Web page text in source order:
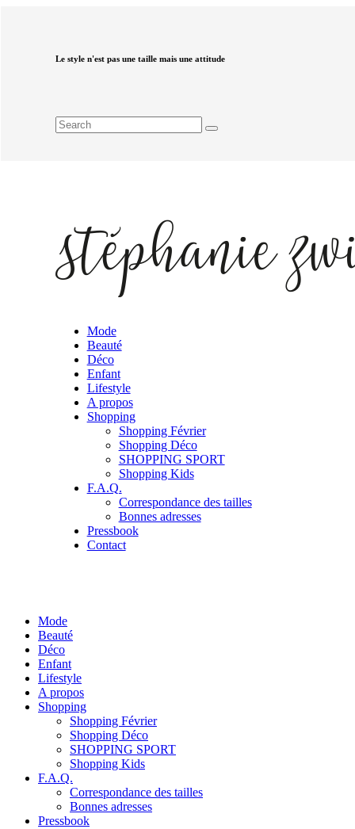
Le style n'est pas une taille mais une attitude
Mode
Beauté
Déco
Enfant
Lifestyle
A propos
Shopping
Shopping Février
Shopping Déco
SHOPPING SPORT
Shopping Kids
F.A.Q.
Correspondance des tailles
Bonnes adresses
Pressbook
Contact
Mode
Beauté
Déco
Enfant
Lifestyle
A propos
Shopping
Shopping Février
Shopping Déco
SHOPPING SPORT
Shopping Kids
F.A.Q.
Correspondance des tailles
Bonnes adresses
Pressbook